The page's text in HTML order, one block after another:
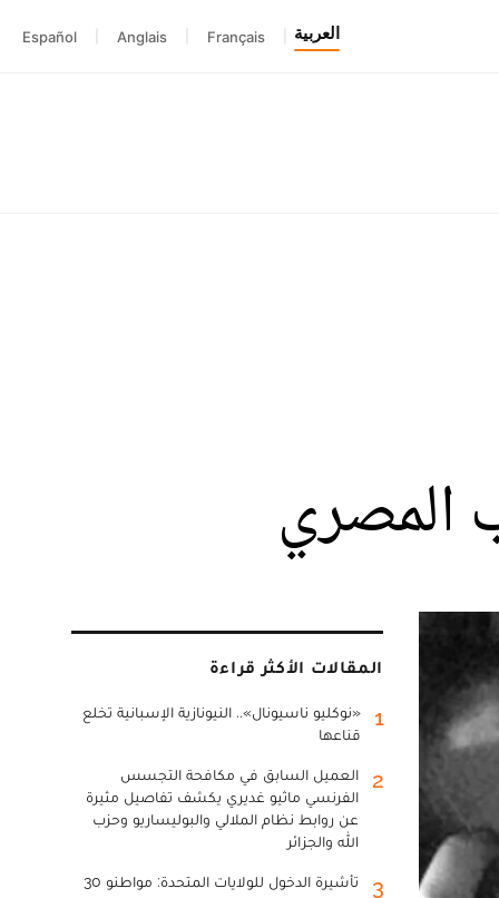
العربية Français
Anglais
Español
المصري
المقالات الأكثر قراءة
1
«نوكليو ناسيونال».. النيونازية الإسبانية تخلع
قناعها
2
العميل السابق في مكافحة التجسس
الفرنسي ماثيو غديري يكشف تفاصيل مثيرة
عن روابط نظام الملالي والبوليساريو وحزب
الله والجزائر
3
تأشيرة الدخول للولايات المتحدة: مواطنو 30